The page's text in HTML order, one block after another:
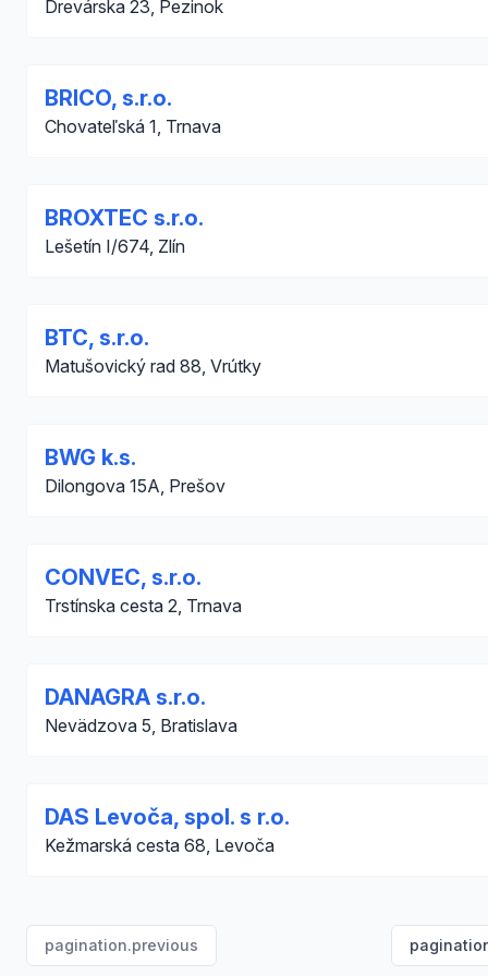
Drevárska 23, Pezinok
BRICO, s.r.o.
Chovateľská 1, Trnava
BROXTEC s.r.o.
Lešetín I/674, Zlín
BTC, s.r.o.
Matušovický rad 88, Vrútky
BWG k.s.
Dilongova 15A, Prešov
CONVEC, s.r.o.
Trstínska cesta 2, Trnava
DANAGRA s.r.o.
Nevädzova 5, Bratislava
DAS Levoča, spol. s r.o.
Kežmarská cesta 68, Levoča
pagination.previous